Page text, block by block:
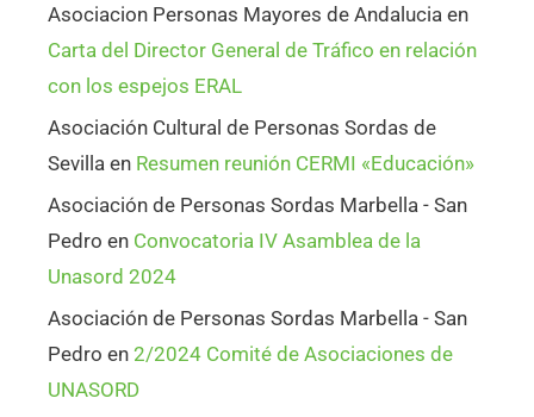
Asociacion Personas Mayores de Andalucia en
Carta del Director General de Tráfico en relación
con los espejos ERAL
Asociación Cultural de Personas Sordas de
Sevilla en Resumen reunión CERMI «Educación»
Asociación de Personas Sordas Marbella - San
Pedro en Convocatoria IV Asamblea de la
Unasord 2024
Asociación de Personas Sordas Marbella - San
Pedro en 2/2024 Comité de Asociaciones de
UNASORD